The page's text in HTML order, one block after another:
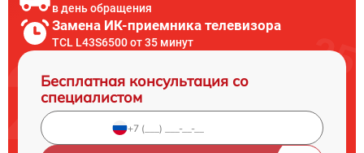
в день обращения
Замена ИК-приемника телевизора
TCL L43S6500 от 35 минут
Бесплатная консультация со
специалистом